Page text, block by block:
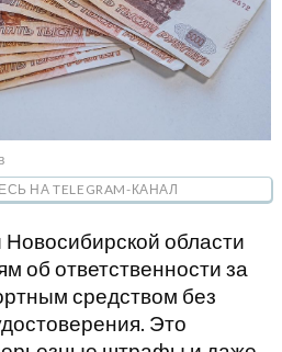
НА TELEGRAM-КАНАЛ
Новосибирской области
об ответственности за
средством без
Это